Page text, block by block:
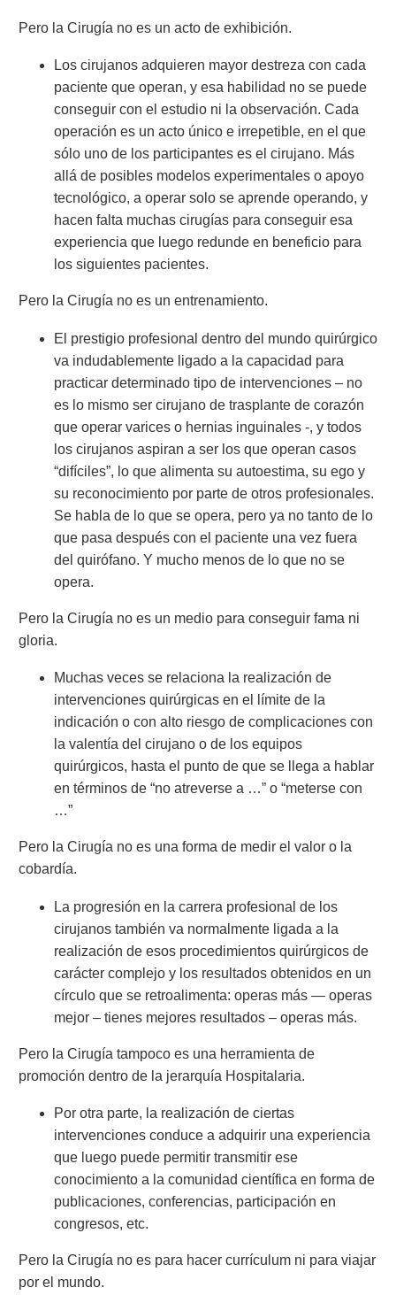
Pero la Cirugía no es un acto de exhibición.
Los cirujanos adquieren mayor destreza con cada
paciente que operan, y esa habilidad no se puede
conseguir con el estudio ni la observación. Cada
operación es un acto único e irrepetible, en el que
sólo uno de los participantes es el cirujano. Más
allá de posibles modelos experimentales o apoyo
tecnológico, a operar solo se aprende operando, y
hacen falta muchas cirugías para conseguir esa
experiencia que luego redunde en beneficio para
los siguientes pacientes.
Pero la Cirugía no es un entrenamiento.
El prestigio profesional dentro del mundo quirúrgico
va indudablemente ligado a la capacidad para
practicar determinado tipo de intervenciones – no
es lo mismo ser cirujano de trasplante de corazón
que operar varices o hernias inguinales -, y todos
los cirujanos aspiran a ser los que operan casos
“difíciles”, lo que alimenta su autoestima, su ego y
su reconocimiento por parte de otros profesionales.
Se habla de lo que se opera, pero ya no tanto de lo
que pasa después con el paciente una vez fuera
del quirófano. Y mucho menos de lo que no se
opera.
Pero la Cirugía no es un medio para conseguir fama ni
gloria.
Muchas veces se relaciona la realización de
intervenciones quirúrgicas en el límite de la
indicación o con alto riesgo de complicaciones con
la valentía del cirujano o de los equipos
quirúrgicos, hasta el punto de que se llega a hablar
en términos de “no atreverse a …” o “meterse con
…”
Pero la Cirugía no es una forma de medir el valor o la
cobardía.
La progresión en la carrera profesional de los
cirujanos también va normalmente ligada a la
realización de esos procedimientos quirúrgicos de
carácter complejo y los resultados obtenidos en un
círculo que se retroalimenta: operas más — operas
mejor – tienes mejores resultados – operas más.
Pero la Cirugía tampoco es una herramienta de
promoción dentro de la jerarquía Hospitalaria.
Por otra parte, la realización de ciertas
intervenciones conduce a adquirir una experiencia
que luego puede permitir transmitir ese
conocimiento a la comunidad científica en forma de
publicaciones, conferencias, participación en
congresos, etc.
Pero la Cirugía no es para hacer currículum ni para viajar
por el mundo.